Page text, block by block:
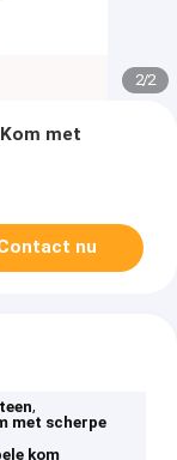
2/2
met
nu
,
met scherpe
kom